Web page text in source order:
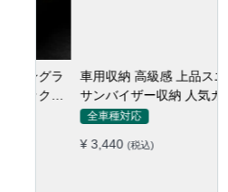
車用収納 高級感 上品スエード
サンバイザー収納 人気カラー
実用 おしゃれ レシート カー
全車種対応
¥ 3,440 (税込)